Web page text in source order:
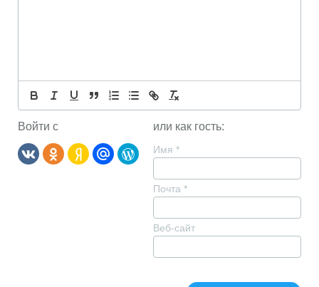
Войти с или как гость:
Имя *
Почта *
Веб-сайт